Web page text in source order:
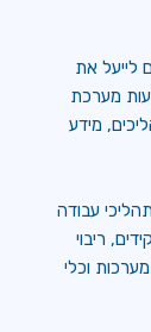
לייעל את
מערכת
מידע
עבודה
ריבוי
וכלי